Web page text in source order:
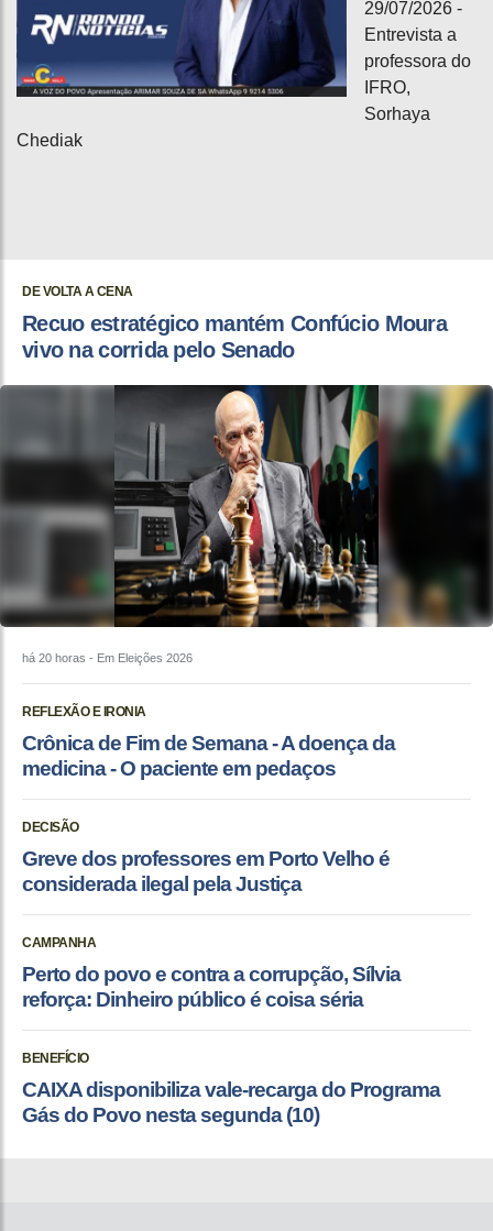
29/07/2026 -
Entrevista a
professora do
IFRO,
Sorhaya
Chediak
DE VOLTA A CENA
Recuo estratégico mantém Confúcio Moura
vivo na corrida pelo Senado
há 20 horas - Em Eleições 2026
REFLEXÃO E IRONIA
Crônica de Fim de Semana - A doença da
medicina - O paciente em pedaços
DECISÃO
Greve dos professores em Porto Velho é
considerada ilegal pela Justiça
CAMPANHA
Perto do povo e contra a corrupção, Sílvia
reforça: Dinheiro público é coisa séria
BENEFÍCIO
CAIXA disponibiliza vale-recarga do Programa
Gás do Povo nesta segunda (10)